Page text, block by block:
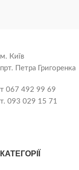
м. Київ
прт. Петра Григоренка
т 067 492 99 69
т. 093 029 15 71
КАТЕГОРІЇ